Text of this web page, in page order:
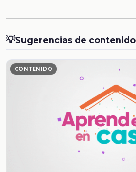
💡Sugerencias de contenido
CONTENIDO